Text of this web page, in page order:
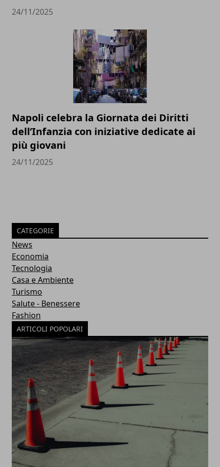
24/11/2025
Napoli celebra la Giornata dei Diritti
dell’Infanzia con iniziative dedicate ai
più giovani
24/11/2025
CATEGORIE
News
Economia
Tecnologia
Casa e Ambiente
Turismo
Salute - Benessere
Fashion
ARTICOLI POPOLARI